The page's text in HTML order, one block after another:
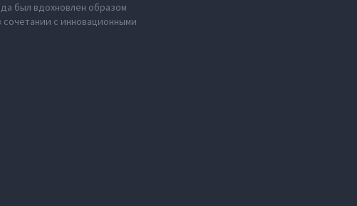
был вдохновлен образом
с инновационными